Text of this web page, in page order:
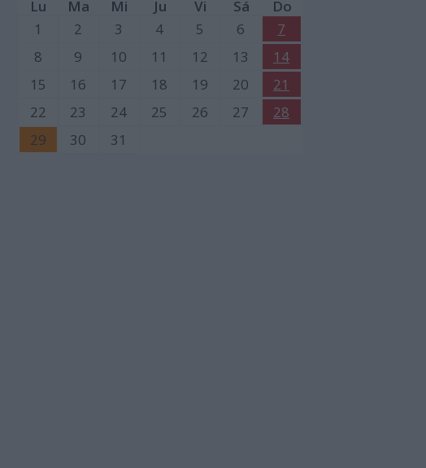
Lu Ma Mi Ju Vi Sá
Do
1
2 3 4 5 6
7
8
9 10 11 12 13
14
15
16 17 18 19 20
21
22
23 24 25 26 27
28
29
30 31